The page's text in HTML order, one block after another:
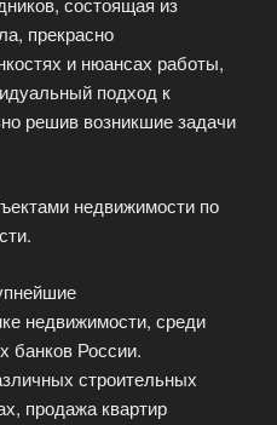
прекрасно
и нюансах работы,
подход к
решив возникшие задачи
недвижимости по
недвижимости, среди
банков России.
строительных
продажа квартир